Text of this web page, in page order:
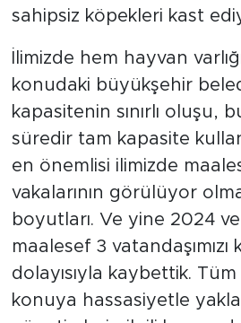
sahipsiz köpekleri kast
İlimizde hem hayvan
konudaki büyükşehir
kapasitenin sınırlı oluşu,
süredir tam kapasite
en önemlisi ilimizde
vakalarının görülüyor
boyutları. Ve yine 2024 ve
maalesef 3 vatandaşımızı
dolayısıyla kaybettik.
konuya hassasiyetle